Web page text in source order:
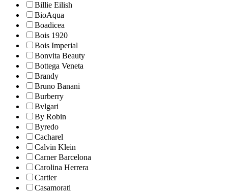
Billie Eilish
BioAqua
Boadicea
Bois 1920
Bois Imperial
Bonvita Beauty
Bottega Veneta
Brandy
Bruno Banani
Burberry
Bvlgari
By Robin
Byredo
Cacharel
Calvin Klein
Carner Barcelona
Carolina Herrera
Cartier
Casamorati